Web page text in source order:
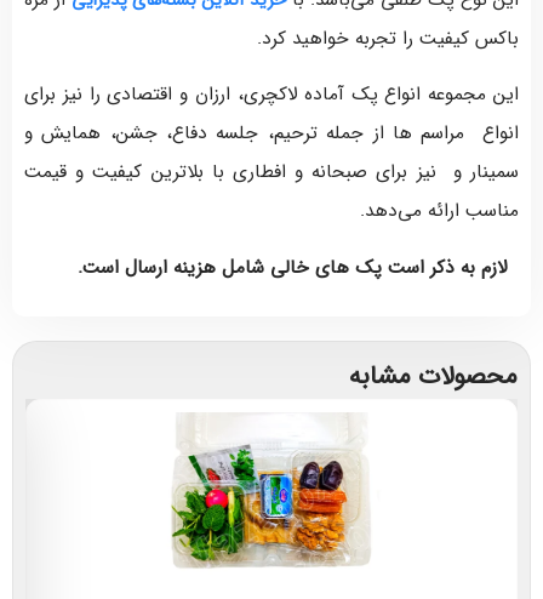
باکس کیفیت را تجربه خواهید کرد.
این مجموعه انواع پک آماده لاکچری، ارزان و اقتصادی را نیز برای
انواع مراسم ها از جمله ترحیم، جلسه دفاع، جشن‌، همایش‌ و
سمینار و نیز برای صبحانه و افطاری با بلاترین کیفیت و قیمت
مناسب ارائه می‌دهد.
لازم به ذکر است پک های خالی شامل هزینه ارسال است.
محصولات مشابه